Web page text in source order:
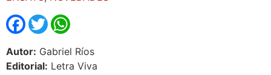
Facebook
Twitter
Autor: Gabriel Ríos
Editorial: Letra Viva